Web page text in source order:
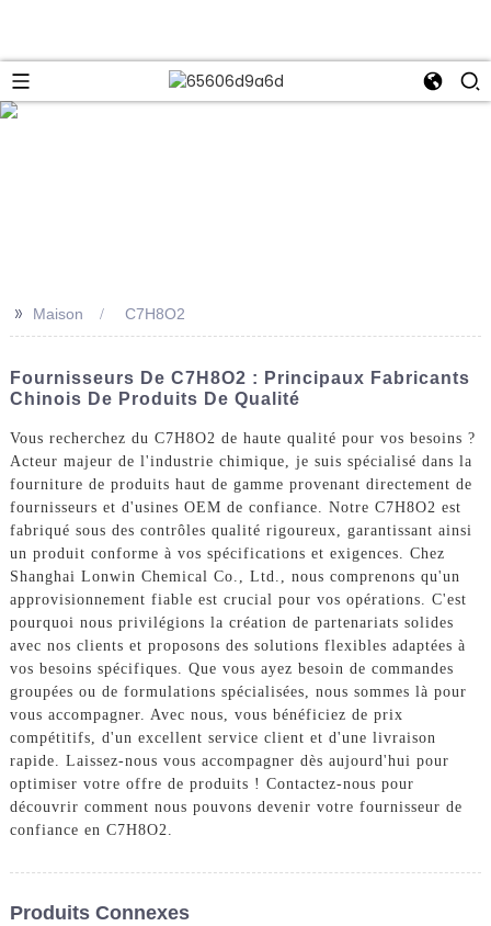
>> Maison C7H8O2
Fournisseurs De C7H8O2 : Principaux Fabricants
Chinois De Produits De Qualité
Vous recherchez du C7H8O2 de haute qualité pour vos besoins ?
Acteur majeur de l'industrie chimique, je suis spécialisé dans la
fourniture de produits haut de gamme provenant directement de
fournisseurs et d'usines OEM de confiance. Notre C7H8O2 est
fabriqué sous des contrôles qualité rigoureux, garantissant ainsi
un produit conforme à vos spécifications et exigences. Chez
Shanghai Lonwin Chemical Co., Ltd., nous comprenons qu'un
approvisionnement fiable est crucial pour vos opérations. C'est
pourquoi nous privilégions la création de partenariats solides
avec nos clients et proposons des solutions flexibles adaptées à
vos besoins spécifiques. Que vous ayez besoin de commandes
groupées ou de formulations spécialisées, nous sommes là pour
vous accompagner. Avec nous, vous bénéficiez de prix
compétitifs, d'un excellent service client et d'une livraison
rapide. Laissez-nous vous accompagner dès aujourd'hui pour
optimiser votre offre de produits ! Contactez-nous pour
découvrir comment nous pouvons devenir votre fournisseur de
confiance en C7H8O2.
Produits Connexes